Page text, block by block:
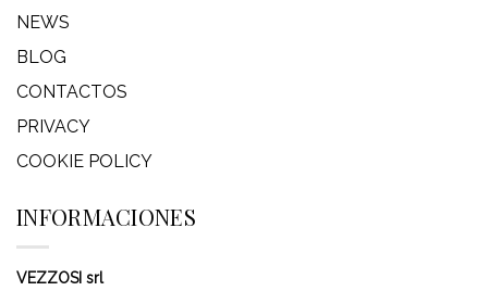
NEWS
BLOG
CONTACTOS
PRIVACY
COOKIE POLICY
INFORMACIONES
VEZZOSI srl